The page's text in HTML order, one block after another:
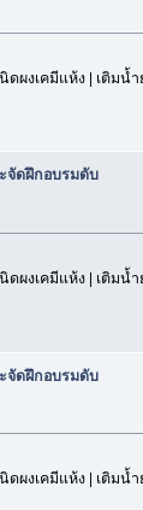
ผงเคมีแห้ง | เติมน้
จัดฝึกอบรมดับ
ผงเคมีแห้ง | เติมน้
จัดฝึกอบรมดับ
ผงเคมีแห้ง | เติมน้